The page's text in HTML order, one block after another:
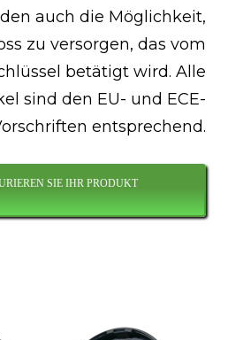
auch die Möglichkeit,
zu versorgen, das vom
betätigt wird. Alle
sind den EU- und ECE-
entsprechend.
SIE IHR PRODUKT